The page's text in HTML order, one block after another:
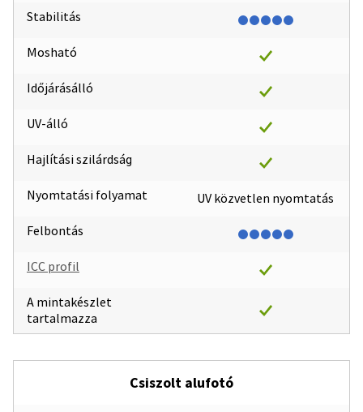
Stabilitás
Mosható
Időjárásálló
UV-álló
Hajlítási szilárdság
Nyomtatási folyamat
Felbontás
ICC profil
A mintakészlet
tartalmazza
UV közvetlen nyomtatás
Csiszolt alufotó